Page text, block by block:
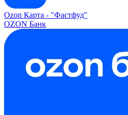
Ozon Карта - "Фастфуд"
OZON Банк